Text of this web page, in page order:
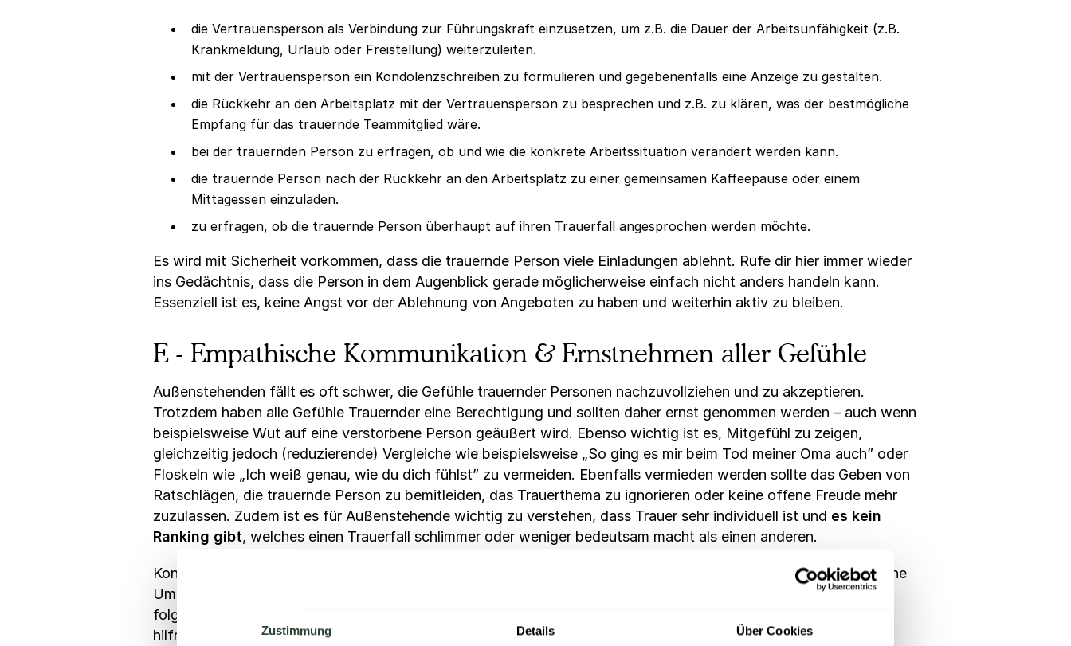
Zustimmung Details Über Cookies
die Vertrauensperson als Verbindung zur Führungskraft einzusetzen, um z.B. die Dauer der Arbeitsunfähigkeit (z.B.
Krankmeldung, Urlaub oder Freistellung) weiterzuleiten.
mit der Vertrauensperson ein Kondolenzschreiben zu formulieren und gegebenenfalls eine Anzeige zu gestalten.
die Rückkehr an den Arbeitsplatz mit der Vertrauensperson zu besprechen und z.B. zu klären, was der bestmögliche
Empfang für das trauernde Teammitglied wäre.
bei der trauernden Person zu erfragen, ob und wie die konkrete Arbeitssituation verändert werden kann.
die trauernde Person nach der Rückkehr an den Arbeitsplatz zu einer gemeinsamen Kaffeepause oder einem
Mittagessen einzuladen.
zu erfragen, ob die trauernde Person überhaupt auf ihren Trauerfall angesprochen werden möchte.
Es wird mit Sicherheit vorkommen, dass die trauernde Person viele Einladungen ablehnt. Rufe dir hier immer wieder
ins Gedächtnis, dass die Person in dem Augenblick gerade möglicherweise einfach nicht anders handeln kann.
Essenziell ist es, keine Angst vor der Ablehnung von Angeboten zu haben und weiterhin aktiv zu bleiben.
E - Empathische Kommunikation & Ernstnehmen aller Gefühle
Außenstehenden fällt es oft schwer, die Gefühle trauernder Personen nachzuvollziehen und zu akzeptieren.
Trotzdem haben alle Gefühle Trauernder eine Berechtigung und sollten daher ernst genommen werden – auch wenn
beispielsweise Wut auf eine verstorbene Person geäußert wird. Ebenso wichtig ist es, Mitgefühl zu zeigen,
gleichzeitig jedoch (reduzierende) Vergleiche wie beispielsweise „So ging es mir beim Tod meiner Oma auch” oder
Floskeln wie „Ich weiß genau, wie du dich fühlst” zu vermeiden. Ebenfalls vermieden werden sollte das Geben von
Ratschlägen, die trauernde Person zu bemitleiden, das Trauerthema zu ignorieren oder keine offene Freude mehr
zuzulassen. Zudem ist es für Außenstehende wichtig zu verstehen, dass Trauer sehr individuell ist und es kein
Ranking gibt, welches einen Trauerfall schlimmer oder weniger bedeutsam macht als einen anderen.
Konstruktiv und hilfreich ist es dagegen, der trauernden Person Verständnis und Geduld entgegen zu bringen, eine
Umarmung anzubieten, mit ihr Erinnerungen zu teilen und bei ihr zu erfragen, was sie gerade benötigt. Die
folgenden empathischen Formulierungen können hierfür für Teammitglieder Trauernder in der Kommunikation
hilfreich sein: